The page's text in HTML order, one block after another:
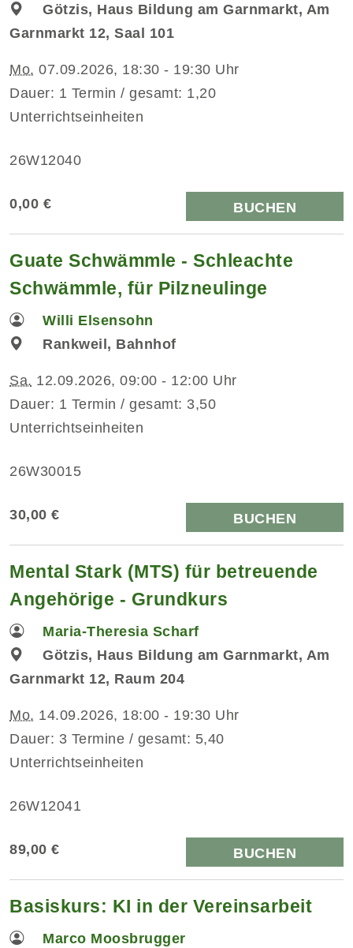
Götzis, Haus Bildung am Garnmarkt, Am
Garnmarkt 12, Saal 101
Mo. 07.09.2026, 18:30 - 19:30 Uhr
Dauer: 1 Termin / gesamt: 1,20
Unterrichtseinheiten
26W12040
0,00 € BUCHEN
Guate Schwämmle - Schleachte
Schwämmle, für Pilzneulinge
Willi Elsensohn
Rankweil, Bahnhof
Sa. 12.09.2026, 09:00 - 12:00 Uhr
Dauer: 1 Termin / gesamt: 3,50
Unterrichtseinheiten
26W30015
30,00 € BUCHEN
Mental Stark (MTS) für betreuende
Angehörige - Grundkurs
Maria-Theresia Scharf
Götzis, Haus Bildung am Garnmarkt, Am
Garnmarkt 12, Raum 204
Mo. 14.09.2026, 18:00 - 19:30 Uhr
Dauer: 3 Termine / gesamt: 5,40
Unterrichtseinheiten
26W12041
89,00 € BUCHEN
Basiskurs: KI in der Vereinsarbeit
Marco Moosbrugger